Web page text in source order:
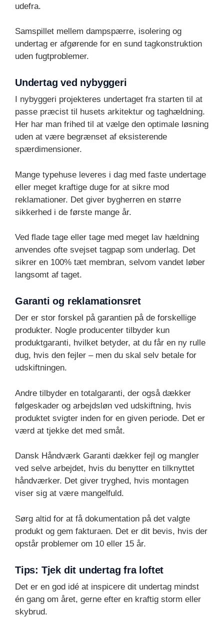
udefra.
Samspillet mellem dampspærre, isolering og
undertag er afgørende for en sund tagkonstruktion
uden fugtproblemer.
Undertag ved nybyggeri
I nybyggeri projekteres undertaget fra starten til at
passe præcist til husets arkitektur og taghældning.
Her har man frihed til at vælge den optimale løsning
uden at være begrænset af eksisterende
spærdimensioner.
Mange typehuse leveres i dag med faste undertage
eller meget kraftige duge for at sikre mod
reklamationer. Det giver bygherren en større
sikkerhed i de første mange år.
Ved flade tage eller tage med meget lav hældning
anvendes ofte svejset tagpap som underlag. Det
sikrer en 100% tæt membran, selvom vandet løber
langsomt af taget.
Garanti og reklamationsret
Der er stor forskel på garantien på de forskellige
produkter. Nogle producenter tilbyder kun
produktgaranti, hvilket betyder, at du får en ny rulle
dug, hvis den fejler – men du skal selv betale for
udskiftningen.
Andre tilbyder en totalgaranti, der også dækker
følgeskader og arbejdsløn ved udskiftning, hvis
produktet svigter inden for en given periode. Det er
værd at tjekke det med småt.
Dansk Håndværk Garanti dækker fejl og mangler
ved selve arbejdet, hvis du benytter en tilknyttet
håndværker. Det giver tryghed, hvis montagen
viser sig at være mangelfuld.
Sørg altid for at få dokumentation på det valgte
produkt og gem fakturaen. Det er dit bevis, hvis der
opstår problemer om 10 eller 15 år.
Tips: Tjek dit undertag fra loftet
Det er en god idé at inspicere dit undertag mindst
én gang om året, gerne efter en kraftig storm eller
skybrud.